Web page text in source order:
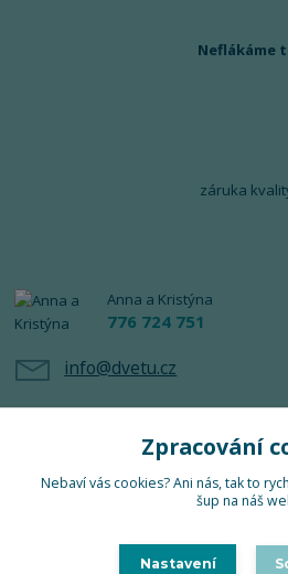
Neflákáme
záruka
Anna a Kristýna
776 724 751
info@dvetu.cz
Zpracování
Nebaví vás cookies? Ani nás, tak to
šup na náš
Nastavení